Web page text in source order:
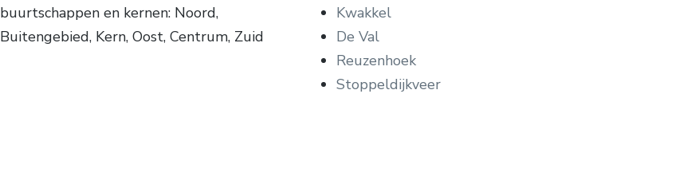
buurtschappen en kernen: Noord,
Buitengebied, Kern, Oost, Centrum, Zuid
Kwakkel
De Val
Reuzenhoek
Stoppeldijkveer